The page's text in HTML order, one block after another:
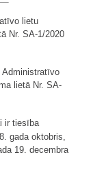
lietu
Nr. SA-1/2020
lietā Nr. SA-
ir tiesība
gada oktobris,
19. decembra